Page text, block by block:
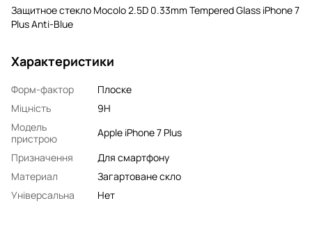
Защитное стекло Mocolo 2.5D 0.33mm Tempered Glass iPhone 7
Plus Anti-Blue
Характеристики
Форм-фактор
Плоске
Міцність
9H
Модель
пристрою
Apple iPhone 7 Plus
Призначення
Для смартфону
Материал
Загартоване скло
Універсальна
Нет